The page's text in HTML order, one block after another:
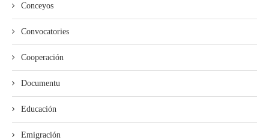
Conceyos
Convocatories
Cooperación
Documentu
Educación
Emigración